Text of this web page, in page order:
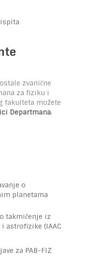
zvanične
za fiziku i
fakulteta možete
Departmana.
o
planetama
takmičenje iz
astrofizike (IAAC
za PAB-FIZ